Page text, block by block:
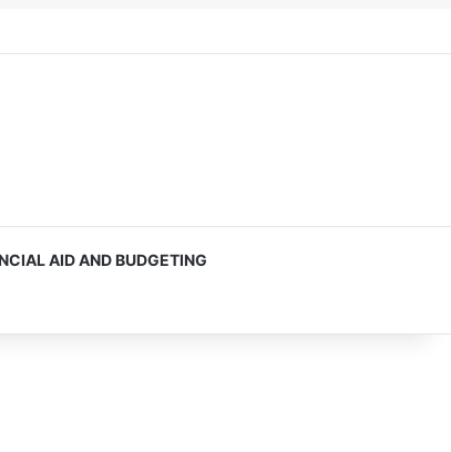
AID AND BUDGETING